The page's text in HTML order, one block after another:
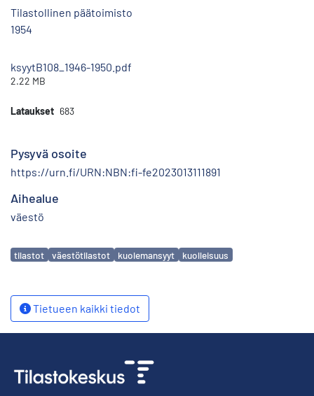
Tilastollinen päätoimisto
1954
ksyytB108_1946-1950.pdf
2.22 MB
Lataukset 683
Pysyvä osoite
https://urn.fi/URN:NBN:fi-fe2023013111891
Aihealue
väestö
Avainsanat
tilastot väestötilastot kuolemansyyt kuolleisuus
Tietueen kaikki tiedot